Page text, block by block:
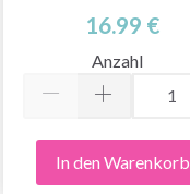
16.99 €
Anzahl
In den Warenkorb